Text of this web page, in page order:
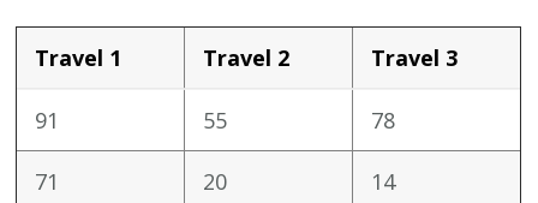
Travel 1 Travel 2 Travel 3
91 55 78
71 20 14